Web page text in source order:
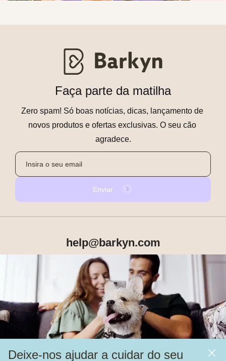
Deixe-nos ajudar a cuidar do seu
Faça parte da matilha
Zero spam! Só boas notícias, dicas, lançamento de
novos produtos e ofertas exclusivas. O seu cão
agradece.
Enviar
help@barkyn.com
Produtos
Mais